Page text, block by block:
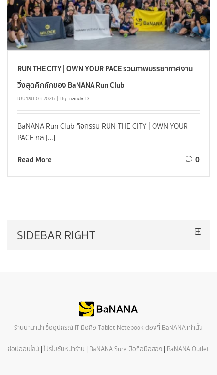
RUN THE CITY | OWN YOUR PACE รวมภาพบรรยากาศงาน
วิ่งสุดคึกคักของ BaNANA Run Club
เมษายน 03 2026 By: nanda D.
BaNANA Run Club กิจกรรม RUN THE CITY | OWN YOUR
PACE กล […]
Read More 0
SIDEBAR RIGHT
ร้านบานาน่า ซื้ออุปกรณ์ IT มือถือ Tablet Notebook ต้องที่ BaNANA เท่านั้น
ช้อปออนไลน์ | โปรโมชันหน้าร้าน | BaNANA Sure มือถือมือสอง | BaNANA Outlet